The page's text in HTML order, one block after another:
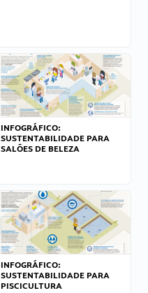
INFOGRÁFICO:
SUSTENTABILIDADE PARA
SALÕES DE BELEZA
INFOGRÁFICO:
SUSTENTABILIDADE PARA
PISCICULTURA